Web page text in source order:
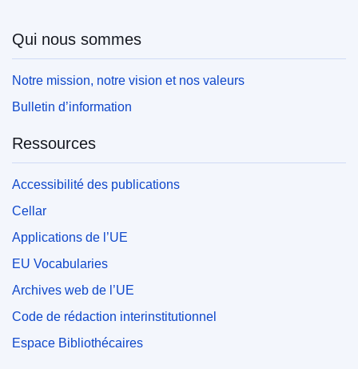
Qui nous sommes
Notre mission, notre vision et nos valeurs
Bulletin d’information
Ressources
Accessibilité des publications
Cellar
Applications de l’UE
EU Vocabularies
Archives web de l’UE
Code de rédaction interinstitutionnel
Espace Bibliothécaires